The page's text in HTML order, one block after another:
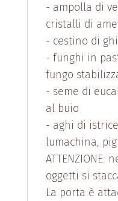
- ampolla di
cristalli di
- cestino di
- funghi in
fungo
- seme di
al buio
- aghi di
lumachina,
ATTENZIONE:
oggetti si
La porta è